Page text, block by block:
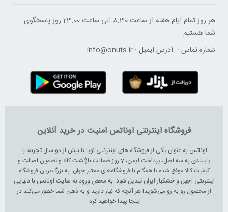
هر روز تمام ایام هفته از ساعت 8:30 الی ساعت 23:00 ‌روز پاسخگوی
شما هستیم
شماره تماس : -آدرس ایمیل : info@onuts.ir
فروشگاه اینترنتی اوناتس امنیت در خرید آنلاین
اوناتس به عنوان یکی از فروشگاه های اینترنتی نوپا با بیش از دو سال تجربه، با
پایبندی به سه اصل، پرداخت ایمن، 7 روز ضمانت بازگشت کالا و تضمین اصالت و
کیفیت کالا موفق شده تا همگام با فروشگاه‌های معتبر جهان، به بزرگ‌ترین فروشگاه
اینترنتی آجیل و خشکبار ایران تبدیل شود. به محض ورود به سایت اوناتس با دنیایی
از محصول رو به رو می‌شوید! هر آنچه که نیاز دارید و به ذهن شما خطور می‌کند در
اینجا پیدا خواهید کرد.